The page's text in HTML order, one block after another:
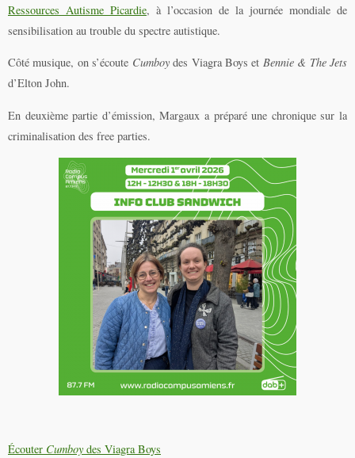
Ressources Autisme Picardie, à l’occasion de la journée mondiale de
sensibilisation au trouble du spectre autistique.
Côté musique, on s’écoute Cumboydes Viagra Boys et Bennie & The Jets
d’Elton John.
En deuxième partie d’émission, Margaux a préparé une chronique sur la
criminalisation des free parties.
Écouter Cumboydes Viagra Boys